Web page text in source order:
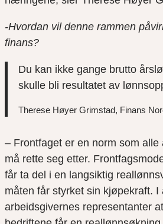
-Hvordan vil denne rammen
finans?
Du kan ikke gange brutto
skulle bli resultatet av
Therese Høyer Grimstad, Finans
– Frontfaget er en norm som
må rette seg etter.
får ta del i en langsiktig
måten får styrket sin kjøpekraft. I
arbeidsgivernes representanter